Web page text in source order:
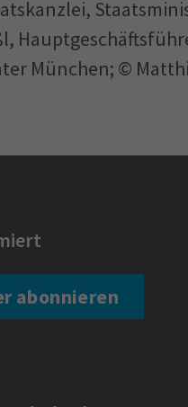
München; ©
abonnieren